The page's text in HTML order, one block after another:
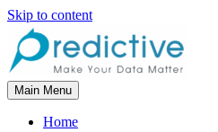
Skip to content
Main Menu
Home